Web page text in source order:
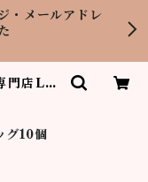
・メールアドレ
門店LO
グ10個